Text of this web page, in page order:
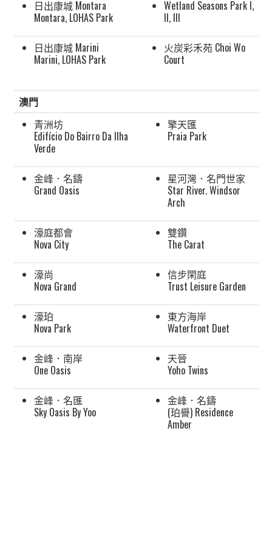
日出康城 Montara
Montara, LOHAS Park
Wetland Seasons Park I,
II, III
日出康城 Marini
Marini, LOHAS Park
火炭彩禾苑 Choi Wo
Court
澳門
青洲坊
Edifício Do Bairro Da Ilha
Verde
擎天匯
Praia Park
金峰．名鑄
Grand Oasis
星河灣．名門世家
Star River. Windsor
Arch
濠庭都會
Nova City
雙鑽
The Carat
濠尚
Nova Grand
信步閑庭
Trust Leisure Garden
濠珀
Nova Park
東方海岸
Waterfront Duet
金峰．南岸
One Oasis
天晉
Yoho Twins
金峰．名匯
Sky Oasis By Yoo
金峰．名鑄
(珀譽) Residence
Amber